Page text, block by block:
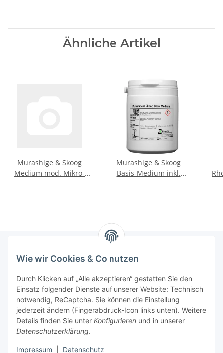
Wie wir Cookies & Co nutzen
Durch Klicken auf „Alle akzeptieren“ gestatten Sie den
Einsatz folgender Dienste auf unserer Website: Technisch
notwendig, ReCaptcha. Sie können die Einstellung
jederzeit ändern (Fingerabdruck-Icon links unten). Weitere
Details finden Sie unter Konfigurieren und in unserer
Datenschutzerklärung.
Impressum Datenschutz
Ähnliche Artikel
Murashige & Skoog
Medium mod. Mikro-
Murashige & Skoog
Basis-Medium inkl.
Gesetzliche Informationen
Allgemeiner Hinweis
Bitte beachten Sie die allgemeinen Informationen für die
Bestellung von Chemikalien. >>Link